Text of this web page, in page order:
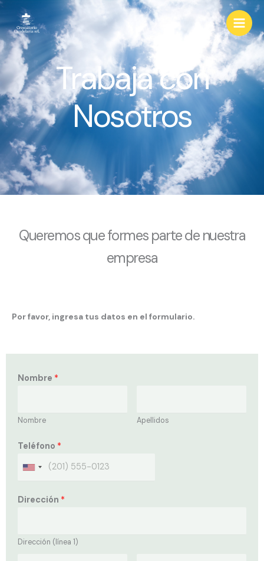
Ir
contenido
Trabaja con
Nosotros
Queremos que formes parte de nuestra
empresa
Por favor, ingresa tus datos en el formulario.
Nombre *
Nombre Apellidos
Teléfono *
Dirección *
Dirección (línea 1)